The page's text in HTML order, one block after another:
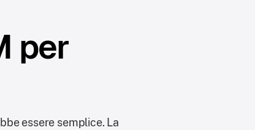
per
essere semplice. La